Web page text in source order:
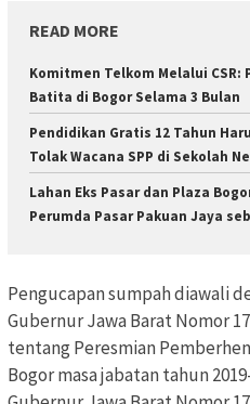
READ MORE
Komitmen Telkom Melalui CSR:
Batita di Bogor Selama 3 Bulan
Pendidikan Gratis 12 Tahun
Tolak Wacana SPP di Sekolah
Lahan Eks Pasar dan Plaza
Perumda Pasar Pakuan Jaya
Pengucapan sumpah diawali
Gubernur Jawa Barat Nomor
tentang Peresmian
Bogor masa jabatan tahun